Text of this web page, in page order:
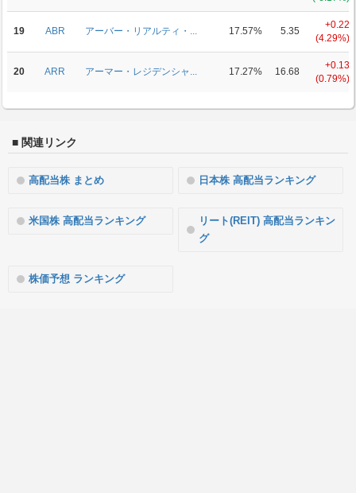
19 ABR アーバー・リアルティ・... 17.57% 5.35
+0.22
(4.29%)
20 ARR アーマー・レジデンシャ... 17.27% 16.68
+0.13
(0.79%)
■ 関連リンク
高配当株 まとめ 日本株 高配当ランキング
米国株 高配当ランキング
リート(REIT) 高配当ランキン
グ
株価予想 ランキング